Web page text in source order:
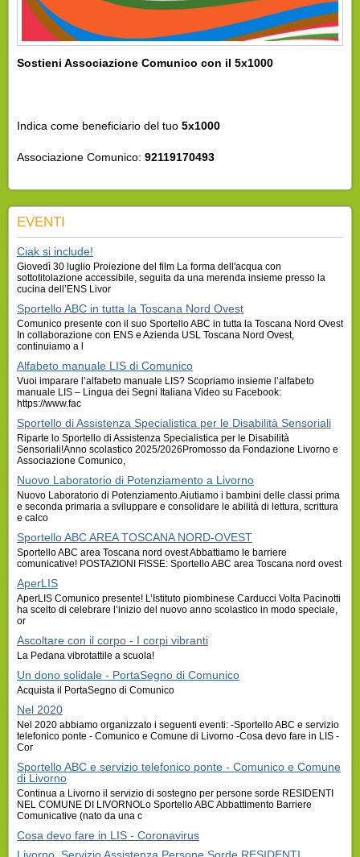
Sostieni Associazione Comunico con il 5x1000
Indica come beneficiario del tuo 5x1000
Associazione Comunico: 92119170493
EVENTI
Ciak si include!
Giovedì 30 luglio Proiezione del film La forma dell'acqua con
sottotitolazione accessibile, seguita da una merenda insieme presso la
cucina dell’ENS Livor
Sportello ABC in tutta la Toscana Nord Ovest
Comunico presente con il suo Sportello ABC in tutta la Toscana Nord Ovest
In collaborazione con ENS e Azienda USL Toscana Nord Ovest,
continuiamo a l
Alfabeto manuale LIS di Comunico
Vuoi imparare l’alfabeto manuale LIS? Scopriamo insieme l’alfabeto
manuale LIS – Lingua dei Segni Italiana Video su Facebook:
https://www.fac
Sportello di Assistenza Specialistica per le Disabilità Sensoriali
Riparte lo Sportello di Assistenza Specialistica per le Disabilità
Sensoriali!Anno scolastico 2025/2026Promosso da Fondazione Livorno e
Associazione Comunico,
Nuovo Laboratorio di Potenziamento a Livorno
Nuovo Laboratorio di Potenziamento.Aiutiamo i bambini delle classi prima
e seconda primaria a sviluppare e consolidare le abilità di lettura, scrittura
e calco
Sportello ABC AREA TOSCANA NORD-OVEST
Sportello ABC area Toscana nord ovest Abbattiamo le barriere
comunicative! POSTAZIONI FISSE: Sportello ABC area Toscana nord ovest
AperLIS
AperLIS Comunico presente! L’Istituto piombinese Carducci Volta Pacinotti
ha scelto di celebrare l’inizio del nuovo anno scolastico in modo speciale,
or
Ascoltare con il corpo - I corpi vibranti
La Pedana vibrotattile a scuola!
Un dono solidale - PortaSegno di Comunico
Acquista il PortaSegno di Comunico
Nel 2020
Nel 2020 abbiamo organizzato i seguenti eventi: -Sportello ABC e servizio
telefonico ponte - Comunico e Comune di Livorno -Cosa devo fare in LIS -
Cor
Sportello ABC e servizio telefonico ponte - Comunico e Comune
di Livorno
Continua a Livorno il servizio di sostegno per persone sorde RESIDENTI
NEL COMUNE DI LIVORNOLo Sportello ABC Abbattimento Barriere
Comunicative (nato da una c
Cosa devo fare in LIS - Coronavirus
Livorno, Servizio Assistenza Persone Sorde RESIDENTI